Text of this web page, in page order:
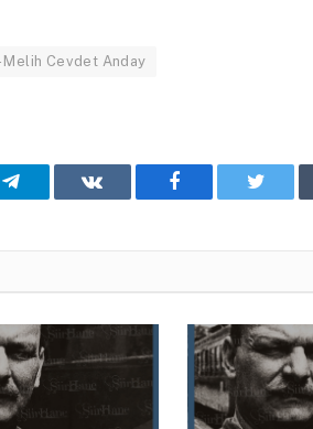
Melih Cevdet Anday
Telegram VKontakteFacebook Twitter